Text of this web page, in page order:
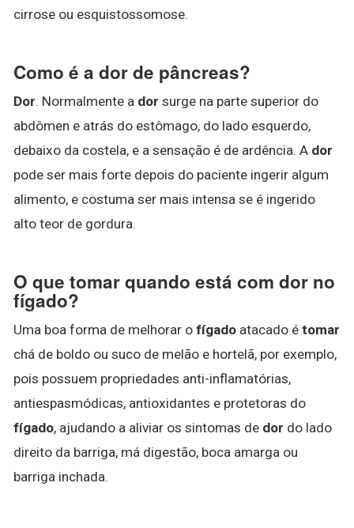
cirrose ou esquistossomose.
Como é a dor de pâncreas?
Dor. Normalmente a dor surge na parte superior do
abdômen e atrás do estômago, do lado esquerdo,
debaixo da costela, e a sensação é de ardência. A dor
pode ser mais forte depois do paciente ingerir algum
alimento, e costuma ser mais intensa se é ingerido
alto teor de gordura.
O que tomar quando está com dor no
fígado?
Uma boa forma de melhorar o fígado atacado é tomar
chá de boldo ou suco de melão e hortelã, por exemplo,
pois possuem propriedades anti-inflamatórias,
antiespasmódicas, antioxidantes e protetoras do
fígado, ajudando a aliviar os sintomas de dor do lado
direito da barriga, má digestão, boca amarga ou
barriga inchada.